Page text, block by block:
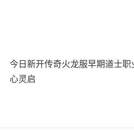
今日新开传奇火龙服早期道士
心灵启